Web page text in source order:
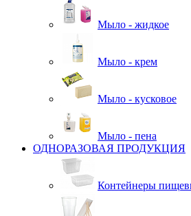
Мыло - жидкое
Мыло - крем
Мыло - кусковое
Мыло - пена
ОДНОРАЗОВАЯ ПРОДУКЦИЯ
Контейнеры